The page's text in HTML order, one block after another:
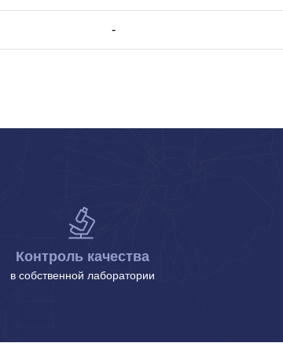
-
Контроль качества
в собственной лаборатории